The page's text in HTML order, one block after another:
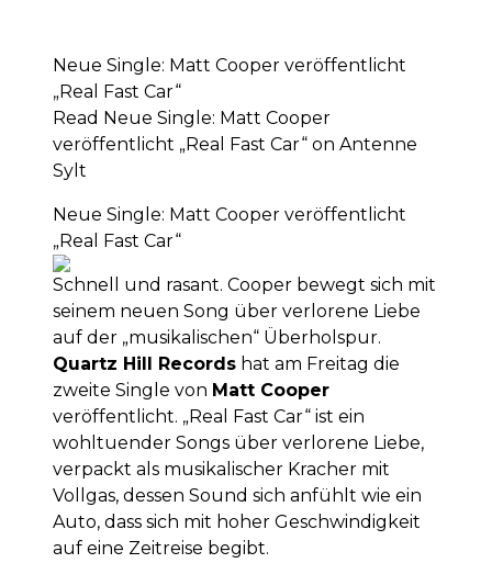
Neue Single: Matt Cooper veröffentlicht
„Real Fast Car“
Read Neue Single: Matt Cooper
veröffentlicht „Real Fast Car“ on Antenne
Sylt
Neue Single: Matt Cooper veröffentlicht
„Real Fast Car“
Schnell und rasant. Cooper bewegt sich mit
seinem neuen Song über verlorene Liebe
auf der „musikalischen“ Überholspur.
Quartz Hill Records hat am Freitag die
zweite Single von Matt Cooper
veröffentlicht. „Real Fast Car“ ist ein
wohltuender Songs über verlorene Liebe,
verpackt als musikalischer Kracher mit
Vollgas, dessen Sound sich anfühlt wie ein
Auto, dass sich mit hoher Geschwindigkeit
auf eine Zeitreise begibt.